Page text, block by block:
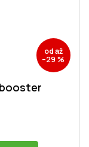
odaž
–29 %
booster